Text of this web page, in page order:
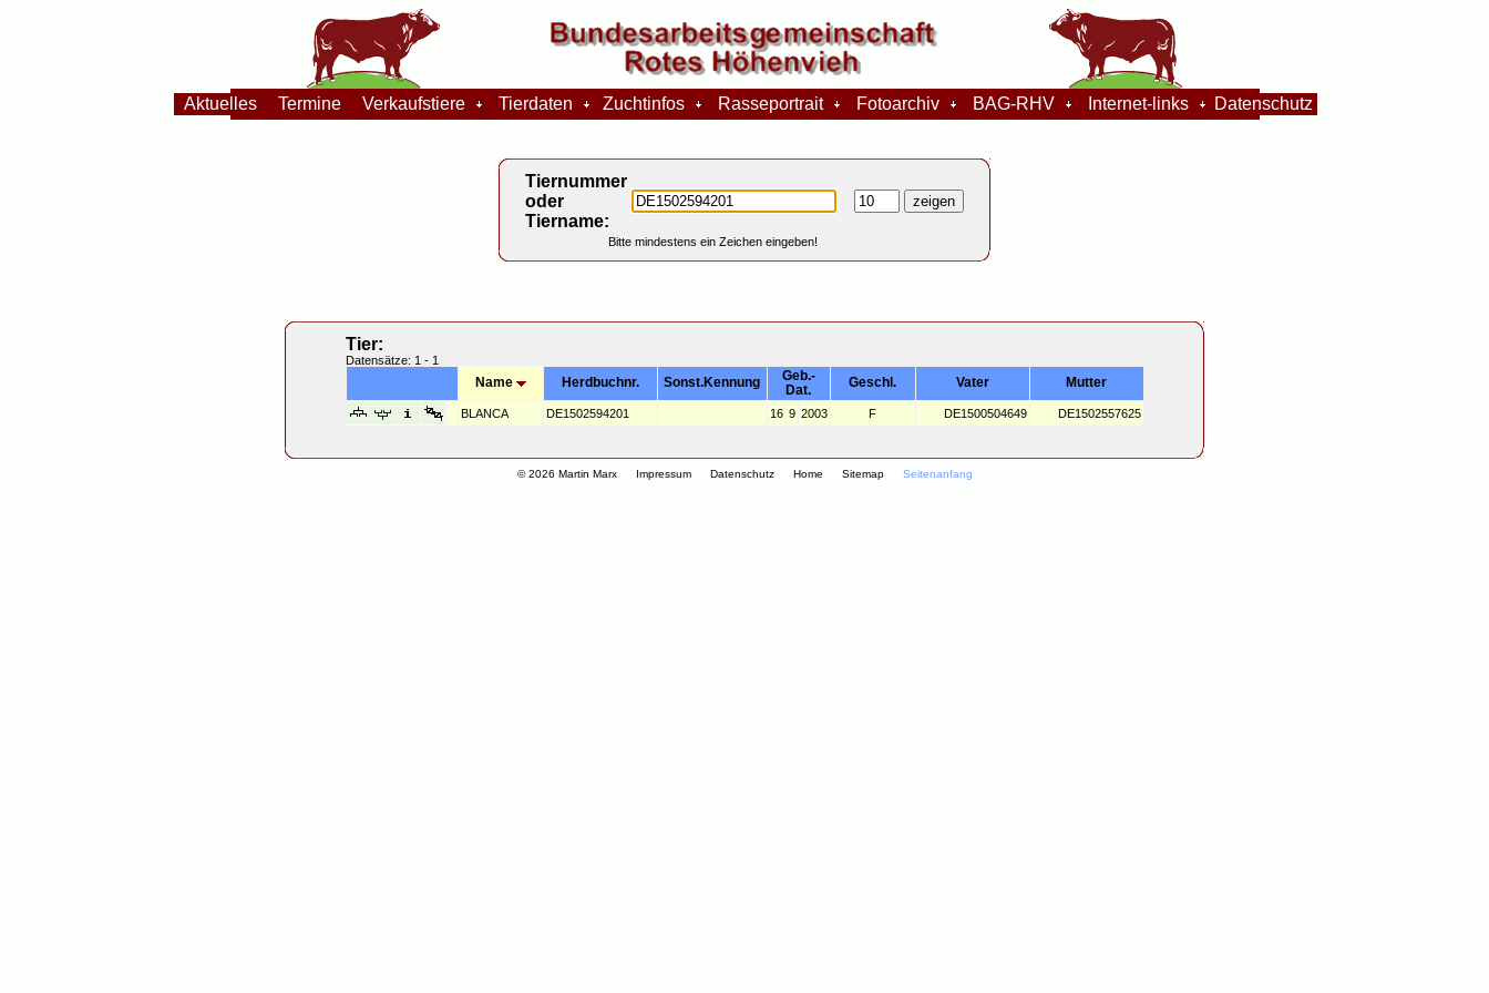
© 2026 Martin Marx Impressum Datenschutz Home Sitemap Seitenanfang
Aktuelles Termine Verkaufstiere Tierdaten Zuchtinfos Rasseportrait Fotoarchiv BAG-RHV Internet-links Datenschutz
Tiernummer
oder
Tiername:
Bitte mindestens ein Zeichen eingeben!
Tier:
Datensätze: 1 - 1
Name Herdbuchnr. Sonst.Kennung
Geb.-
Dat.
Geschl. Vater Mutter
BLANCA DE1502594201 16 9 2003 F DE1500504649 DE1502557625